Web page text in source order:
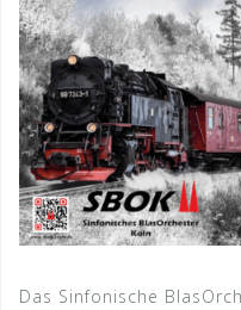
Das Sinfonische